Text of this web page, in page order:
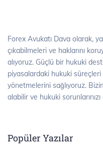
Forex Avukatı Dava olarak,
çıkabilmeleri ve haklarını
alıyoruz. Güçlü bir hukuki
piyasalardaki hukuki
yönetmelerini sağlıyoruz.
alabilir ve hukuki
Popüler Yazılar